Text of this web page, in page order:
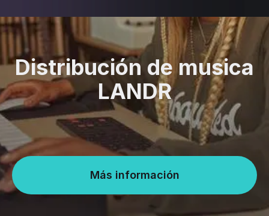
Distribución de musica
LANDR
Más información